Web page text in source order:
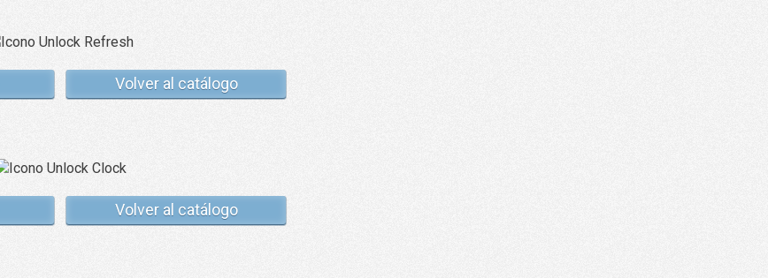
Volver al catálogo
Volver al catálogo